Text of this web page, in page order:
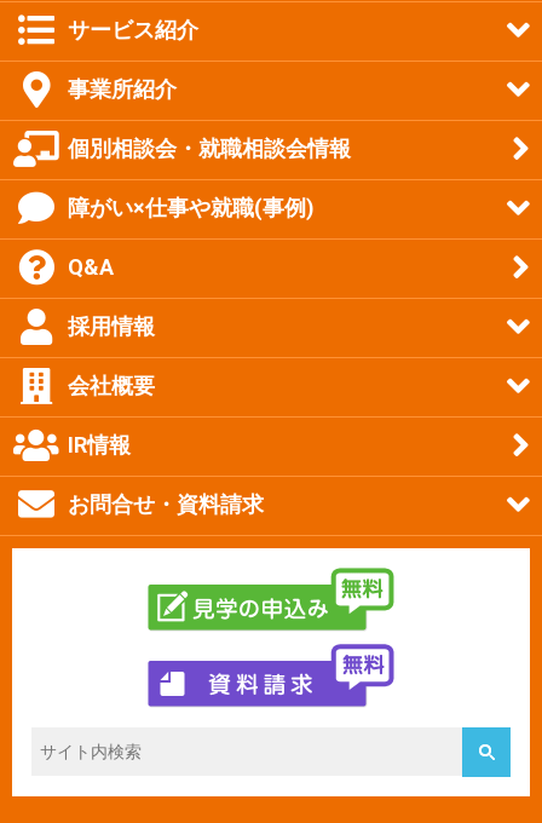
サービス紹介
事業所紹介
個別相談会・就職相談会情報
障がい×仕事や就職(事例)
Q&A
採用情報
会社概要
IR情報
お問合せ・資料請求